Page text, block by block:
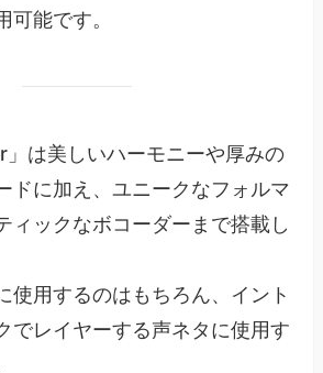
可能です。
は美しいハーモニーや厚みの
ドに加え、ユニークなフォルマ
ィックなボコーダーまで搭載し
使用するのはもちろん、イント
でレイヤーする声ネタに使用す